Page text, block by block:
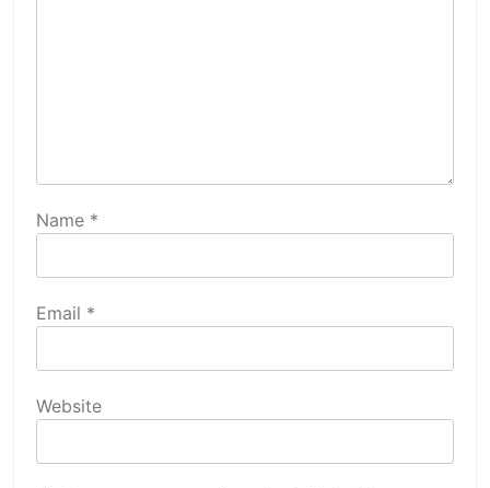
Name *
Email *
Website